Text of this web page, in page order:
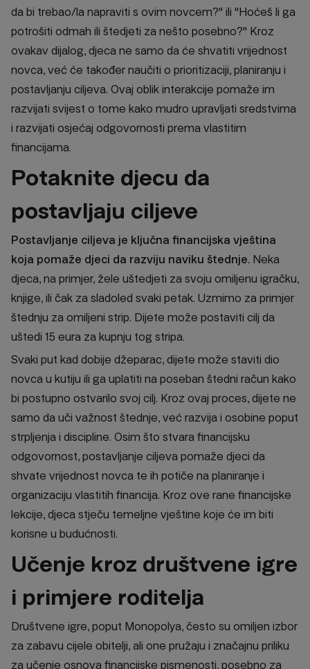
da bi trebao/la napraviti s ovim novcem?" ili "Hoćeš li ga
potrošiti odmah ili štedjeti za nešto posebno?" Kroz
ovakav dijalog, djeca ne samo da će shvatiti vrijednost
novca, već će također naučiti o prioritizaciji, planiranju i
postavljanju ciljeva. Ovaj oblik interakcije pomaže im
razvijati svijest o tome kako mudro upravljati sredstvima
i razvijati osjećaj odgovornosti prema vlastitim
financijama.
Potaknite djecu da
postavljaju ciljeve
Postavljanje ciljeva je ključna financijska vještina
koja pomaže djeci da razviju naviku štednje. Neka
djeca, na primjer, žele uštedjeti za svoju omiljenu igračku,
knjige, ili čak za sladoled svaki petak. Uzmimo za primjer
štednju za omiljeni strip. Dijete može postaviti cilj da
uštedi 15 eura za kupnju tog stripa.
Svaki put kad dobije džeparac, dijete može staviti dio
novca u kutiju ili ga uplatiti na poseban štedni račun kako
bi postupno ostvarilo svoj cilj. Kroz ovaj proces, dijete ne
samo da uči važnost štednje, već razvija i osobine poput
strpljenja i discipline. Osim što stvara financijsku
odgovornost, postavljanje ciljeva pomaže djeci da
shvate vrijednost novca te ih potiče na planiranje i
organizaciju vlastitih financija. Kroz ove rane financijske
lekcije, djeca stječu temeljne vještine koje će im biti
korisne u budućnosti.
Učenje kroz društvene igre
i primjere roditelja
Društvene igre, poput Monopolya, često su omiljen izbor
za zabavu cijele obitelji, ali one pružaju i značajnu priliku
za učenje osnova financijske pismenosti, posebno za